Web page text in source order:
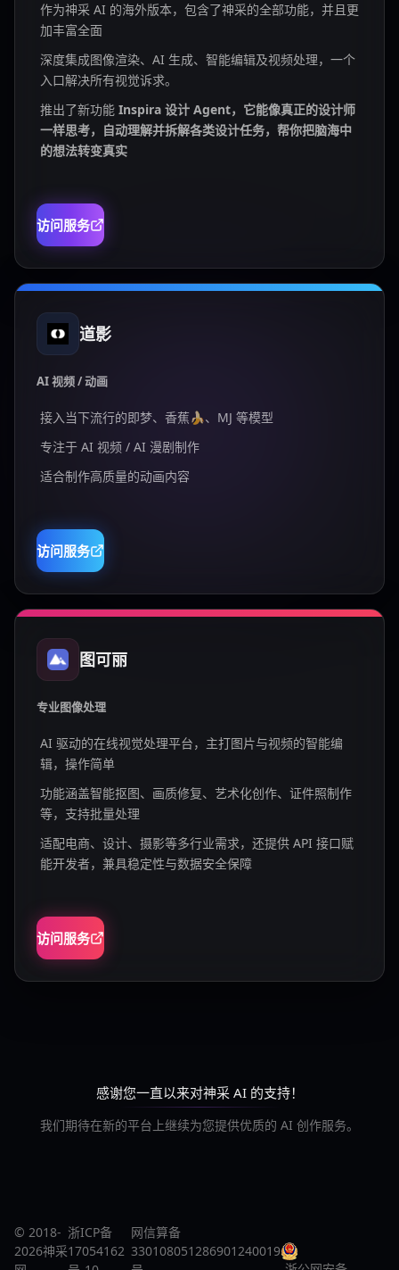
作为神采 AI 的海外版本，包含了神采的全部功能，并且更
加丰富全面
深度集成图像渲染、AI 生成、智能编辑及视频处理，一个
入口解决所有视觉诉求。
推出了新功能 Inspira 设计 Agent，它能像真正的设计师
一样思考，自动理解并拆解各类设计任务，帮你把脑海中
的想法转变真实
访问服务
道影
AI 视频 / 动画
接入当下流行的即梦、香蕉🍌、MJ 等模型
专注于 AI 视频 / AI 漫剧制作
适合制作高质量的动画内容
访问服务
图可丽
专业图像处理
AI 驱动的在线视觉处理平台，主打图片与视频的智能编
辑，操作简单
功能涵盖智能抠图、画质修复、艺术化创作、证件照制作
等，支持批量处理
适配电商、设计、摄影等多行业需求，还提供 API 接口赋
能开发者，兼具稳定性与数据安全保障
访问服务
感谢您一直以来对神采 AI 的支持！
我们期待在新的平台上继续为您提供优质的 AI 创作服务。
© 2018-
2026神采
浙ICP备
17054162
网信算备
330108051286901240019